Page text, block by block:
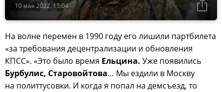
10 мая 2022, 15:04
На волне перемен в 1990 году его лишили партбилета
«за требования децентрализации и обновления
КПСС». «Это было время Ельцина. Уже появились
Бурбулис, Старовойтова… Мы ездили в Москву
на политтусовки. И когда я попал на демсъезд, то